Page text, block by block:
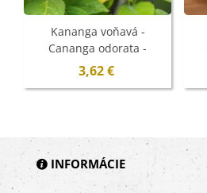
Kananga voňavá -
Cananga odorata -
semená - 4 ks
3,62 €
INFORMÁCIE